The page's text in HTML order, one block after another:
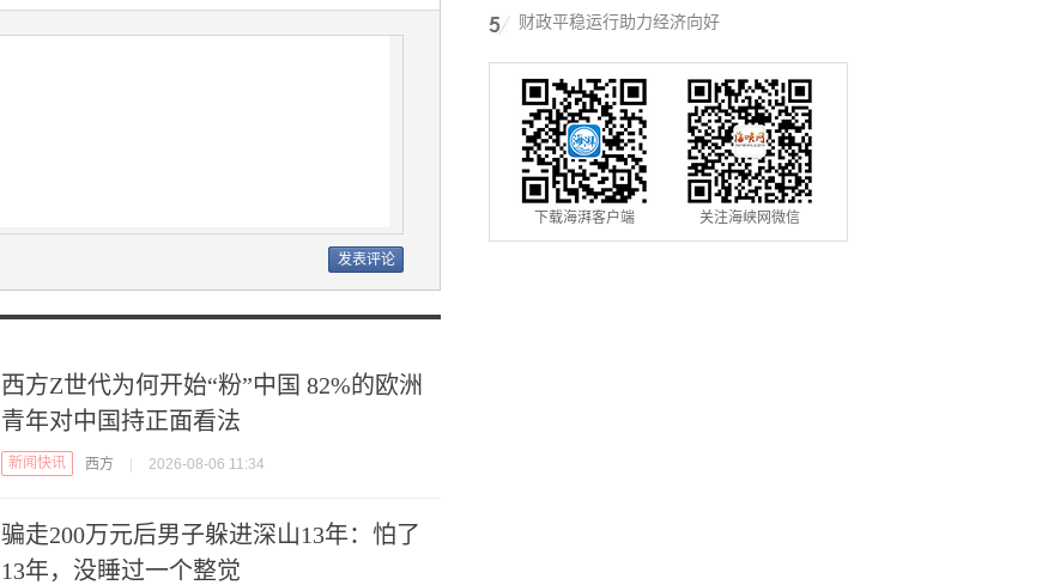
西方Z世代为何开始“粉”中国 82%的欧洲
青年对中国持正面看法
新闻快讯 西方 2026-08-06 11:34
骗走200万元后男子躲进深山13年：怕了
13年，没睡过一个整觉
填报
财政平稳运行助力经济向好
下载海湃客户端 关注海峡网微信